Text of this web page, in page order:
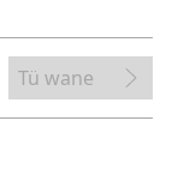
Tü wane